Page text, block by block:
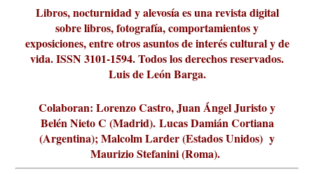
Liber 2026 al Fomento de la Le...
Revista Cultural Turia, númer...
10.000 pasos al día? Lo que d...
paisajística del mar de Sicil...
París
metafísicos de la novela ne...
Libros, nocturnidad y alevosía es una revista digital
sobre libros, fotografía, comportamientos y
exposiciones, entre otros asuntos de interés cultural y de
vida. ISSN 3101-1594. Todos los derechos reservados.
Luis de León Barga.
Colaboran: Lorenzo Castro, Juan Ángel Juristo y
Belén Nieto C (Madrid). Lucas Damián Cortiana
(Argentina); Malcolm Larder (Estados Unidos) y
Maurizio Stefanini (Roma).